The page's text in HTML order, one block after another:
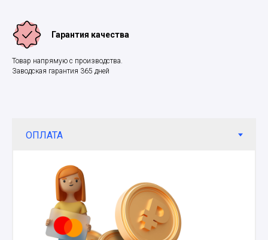
Гарантия качества
Товар напрямую с производства.
Заводская гарантия 365 дней